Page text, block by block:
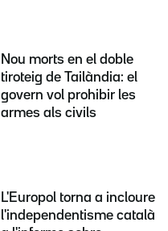
Nou morts en el doble
tiroteig de Tailàndia: el
govern vol prohibir les
armes als civils
L'Europol torna a incloure
l'independentisme català